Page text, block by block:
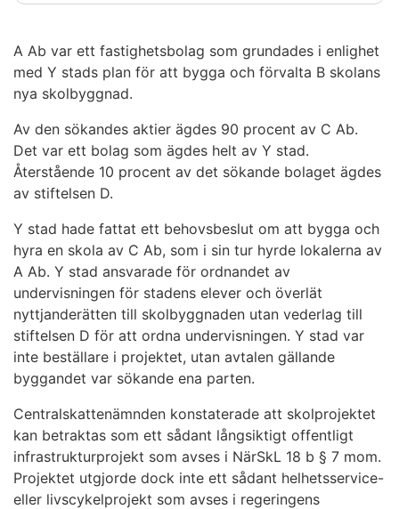
A Ab var ett fastighetsbolag som grundades i enlighet
med Y stads plan för att bygga och förvalta B skolans
nya skolbyggnad.
Av den sökandes aktier ägdes 90 procent av C Ab.
Det var ett bolag som ägdes helt av Y stad.
Återstående 10 procent av det sökande bolaget ägdes
av stiftelsen D.
Y stad hade fattat ett behovsbeslut om att bygga och
hyra en skola av C Ab, som i sin tur hyrde lokalerna av
A Ab. Y stad ansvarade för ordnandet av
undervisningen för stadens elever och överlät
nyttjanderätten till skolbyggnaden utan vederlag till
stiftelsen D för att ordna undervisningen. Y stad var
inte beställare i projektet, utan avtalen gällande
byggandet var sökande ena parten.
Centralskattenämnden konstaterade att skolprojektet
kan betraktas som ett sådant långsiktigt offentligt
infrastrukturprojekt som avses i NärSkL 18 b § 7 mom.
Projektet utgjorde dock inte ett sådant helhetsservice-
eller livscykelprojekt som avses i regeringens